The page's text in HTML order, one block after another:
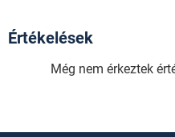
Értékelések
Még nem érkeztek